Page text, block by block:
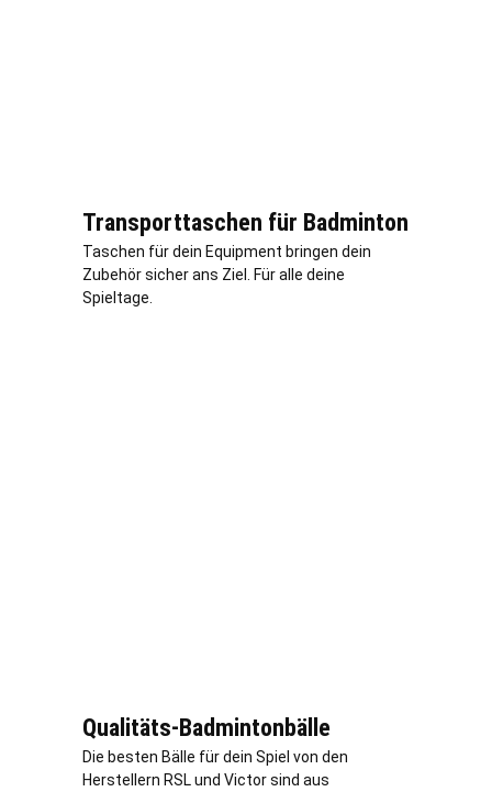
Transporttaschen für Badminton
Taschen für dein Equipment bringen dein
Zubehör sicher ans Ziel. Für alle deine
Spieltage.
Qualitäts-Badmintonbälle
Die besten Bälle für dein Spiel von den
Herstellern RSL und Victor sind aus